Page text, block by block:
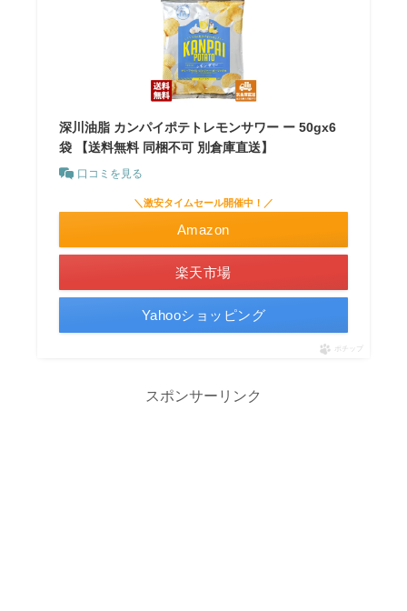
深川油脂 カンパイポテトレモンサワー ー 50gx6
袋 【送料無料 同梱不可 別倉庫直送】
口コミを見る
＼激安タイムセール開催中！／
Amazon
楽天市場
Yahooショッピング
ポチップ
スポンサーリンク